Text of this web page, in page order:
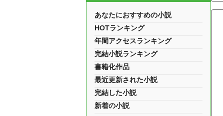
あなたにおすすめの小説
HOTランキング
年間アクセスランキング
完結小説ランキング
書籍化作品
最近更新された小説
完結した小説
新着の小説